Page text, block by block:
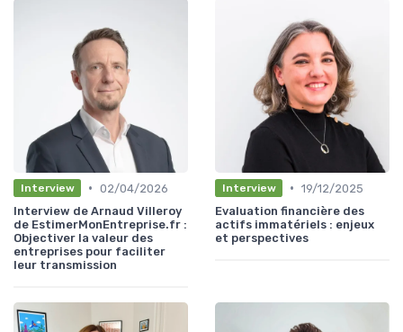
Interview • 02/04/2026
Interview de Arnaud Villeroy
de EstimerMonEntreprise.fr :
Objectiver la valeur des
entreprises pour faciliter
leur transmission
Interview • 19/12/2025
Evaluation financière des
actifs immatériels : enjeux
et perspectives